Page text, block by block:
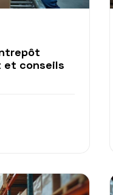
et conseils